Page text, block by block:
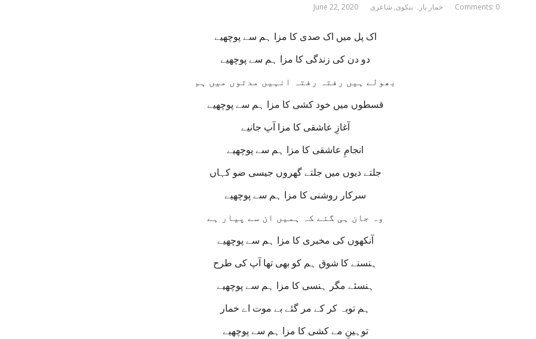
June 22, 2020 خمار بارہ بنکوی, شاعری Comments: 0
اک پل میں اک صدی کا مزا ہم سے پوچھیے
دو دن کی زندگی کا مزا ہم سے پوچھیے
بھولے ہیں رفتہ رفتہ انہیں مدتوں میں ہم
قسطوں میں خود کشی کا مزا ہم سے پوچھیے
آغازِ عاشقی کا مزا آپ جانیے
انجامِ عاشقی کا مزا ہم سے پوچھیے
جلتے دیوں میں جلتے گھروں جیسی ضو کہاں
سرکار روشنی کا مزا ہم سے پوچھیے
وہ جان ہی گئے کہ ہمیں ان سے پیار ہے
آنکھوں کی مخبری کا مزا ہم سے پوچھیے
ہنسنے کا شوق ہم کو بھی تھا آپ کی طرح
ہنسئے مگر ہنسی کا مزا ہم سے پوچھیے
ہم توبہ کر کے مر گئے بے موت اے خمار
توہینِ مے کشی کا مزا ہم سے پوچھیے